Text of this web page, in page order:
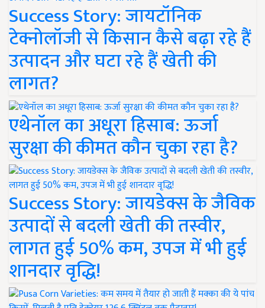
Success Story: जायटॉनिक
टेक्नोलॉजी से किसान कैसे बढ़ा रहे हैं
उत्पादन और घटा रहे हैं खेती की
लागत?
एथेनॉल का अधूरा हिसाब: ऊर्जा
सुरक्षा की कीमत कौन चुका रहा है?
Success Story: जायडेक्स के जैविक
उत्पादों से बदली खेती की तस्वीर,
लागत हुई 50% कम, उपज में भी हुई
शानदार वृद्धि!